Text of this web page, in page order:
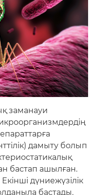
заманауи
дамыту болып
бастап ашылған.
дүниежүзілік
бастады.